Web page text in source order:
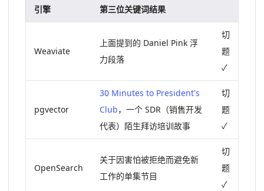
引擎 第三位关键词结果
Weaviate
上面提到的 Daniel Pink 浮
力段落
切
题
✓
pgvector
30 Minutes to President's
Club，一个 SDR（销售开发
代表）陌生拜访培训故事
切
题
✓
OpenSearch
关于因害怕被拒绝而避免新
工作的单集节目
切
题
✓